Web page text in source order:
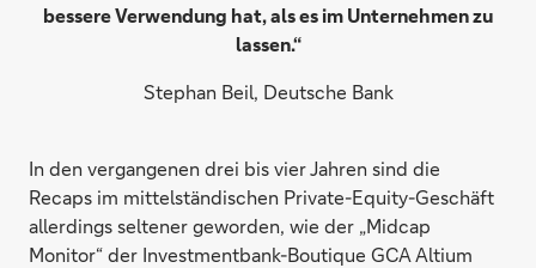
bessere Verwendung hat, als es im Unternehmen zu
lassen.“
Stephan Beil, Deutsche Bank
In den vergangenen drei bis vier Jahren sind die
Recaps im mittelständischen Private-Equity-Geschäft
allerdings seltener geworden, wie der „Midcap
Monitor“ der Investmentbank-Boutique GCA Altium